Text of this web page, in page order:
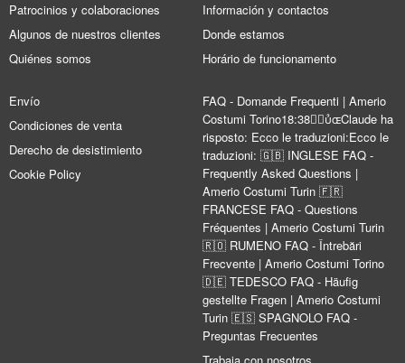
Patrocinios y colaboraciones
Algunos de nuestros clientes
Quiénes somos
Información y contactos
Donde estamos
Horário de funcionamento
Envío
Condiciones de venta
Derecho de desistimiento
Cookie Policy
FAQ - Domande Frequenti | Amerio
Costumi Torino18:38Claude ha
risposto: Ecco le traduzioni:Ecco le
traduzioni: 🇬🇧 INGLESE FAQ -
Frequently Asked Questions |
Amerio Costumi Turin 🇫🇷
FRANCESE FAQ - Questions
Fréquentes | Amerio Costumi Turin
🇷🇴 RUMENO FAQ - Întrebări
Frecvente | Amerio Costumi Torino
🇩🇪 TEDESCO FAQ - Häufig
gestellte Fragen | Amerio Costumi
Turin 🇪🇸 SPAGNOLO FAQ -
Preguntas Frecuentes